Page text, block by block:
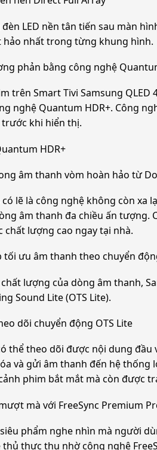
LED nền tân tiến sau màn
hảo nhất trong từng khung hình.
phản bằng công nghệ
trên Smart Tivi Samsung
nghệ Quantum HDR+. Công
khi hiển thị.
HDR+
âm thanh vòm hoàn hảo từ
lẽ là công nghệ không còn xa
âm thanh đa chiều ấn tượng.
chất lượng cao ngay tại nhà.
tối ưu âm thanh theo chuyển
lượng của dòng âm thanh,
Sound Lite (OTS Lite).
dõi chuyển động OTS Lite
thể theo dõi được nội dung
và gửi âm thanh đến hệ
phim bắt mắt mà còn được
mà với FreeSync Premium
phẩm nghe nhìn mà người
thực thụ nhờ công nghệ